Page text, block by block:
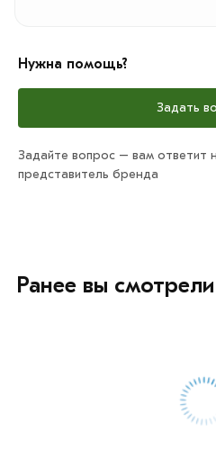
Нужна помощь?
Задать
Задайте вопрос – вам ответит
представитель бренда
Ранее вы смотрели